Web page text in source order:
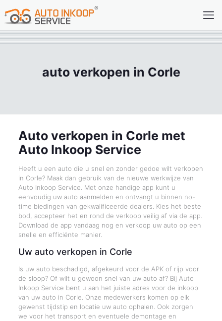
auto verkopen in Corle
Auto verkopen in Corle met
Auto Inkoop Service
Heeft u een auto die u snel en zonder gedoe wilt verkopen
in Corle? Maak dan gebruik van de nieuwe werkwijze van
Auto Inkoop Service. Met onze handige app kunt u
eenvoudig uw auto aanmelden en ontvangt u binnen no-
time biedingen van gekwalificeerde dealers. Kies het beste
bod, accepteer het en rond de verkoop veilig af via de app.
Download de app vandaag nog en verkoop uw auto op een
snelle en efficiënte manier.
Uw auto verkopen in Corle
Is uw auto beschadigd, afgekeurd voor de APK of rijp voor
de sloop? Of wilt u gewoon snel van uw auto af? Bij Auto
Inkoop Service bent u aan het juiste adres voor de inkoop
van uw auto in Corle. Onze medewerkers komen op elk
gewenst tijdstip en locatie uw auto ophalen. Ook zorgen
we voor het transport en eventuele demontage en